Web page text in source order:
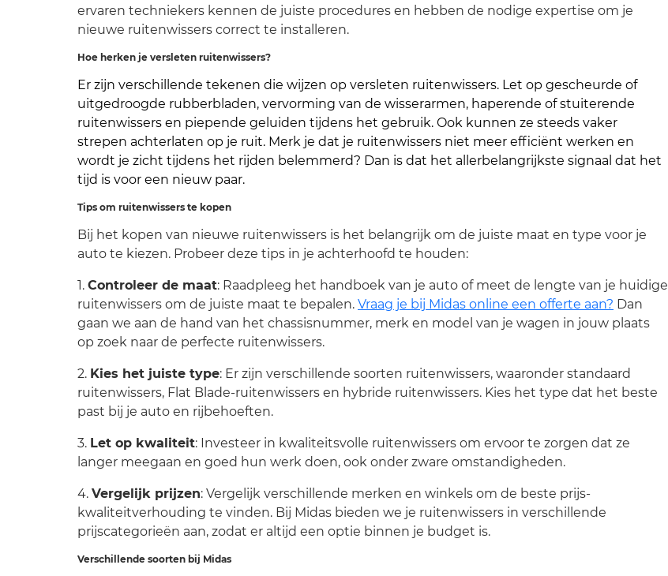
ervaren techniekers kennen de juiste procedures en hebben de nodige expertise om je
nieuwe ruitenwissers correct te installeren.
Hoe herken je versleten ruitenwissers?
Er zijn verschillende tekenen die wijzen op versleten ruitenwissers. Let op gescheurde of
uitgedroogde rubberbladen, vervorming van de wisserarmen, haperende of stuiterende
ruitenwissers en piepende geluiden tijdens het gebruik. Ook kunnen ze steeds vaker
strepen achterlaten op je ruit. Merk je dat je ruitenwissers niet meer efficiënt werken en
wordt je zicht tijdens het rijden belemmerd? Dan is dat het allerbelangrijkste signaal dat het
tijd is voor een nieuw paar.
Tips om ruitenwissers te kopen
Bij het kopen van nieuwe ruitenwissers is het belangrijk om de juiste maat en type voor je
auto te kiezen. Probeer deze tips in je achterhoofd te houden:
1. Controleer de maat: Raadpleeg het handboek van je auto of meet de lengte van je huidige
ruitenwissers om de juiste maat te bepalen. Vraag je bij Midas online een offerte aan? Dan
gaan we aan de hand van het chassisnummer, merk en model van je wagen in jouw plaats
op zoek naar de perfecte ruitenwissers.
2. Kies het juiste type: Er zijn verschillende soorten ruitenwissers, waaronder standaard
ruitenwissers, Flat Blade-ruitenwissers en hybride ruitenwissers. Kies het type dat het beste
past bij je auto en rijbehoeften.
3. Let op kwaliteit: Investeer in kwaliteitsvolle ruitenwissers om ervoor te zorgen dat ze
langer meegaan en goed hun werk doen, ook onder zware omstandigheden.
4. Vergelijk prijzen: Vergelijk verschillende merken en winkels om de beste prijs-
kwaliteitverhouding te vinden. Bij Midas bieden we je ruitenwissers in verschillende
prijscategorieën aan, zodat er altijd een optie binnen je budget is.
Verschillende soorten bij Midas